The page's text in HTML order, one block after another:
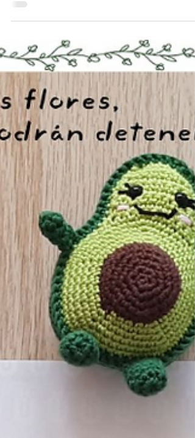
Recursos gratuitos de Navidad: juegos
mentales, actividades familiares,
regalos.